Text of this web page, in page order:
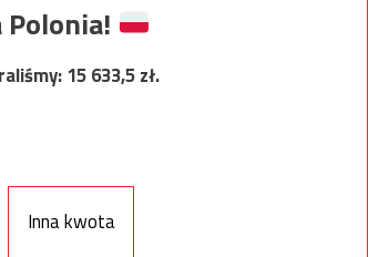
15 633,5zł.
Inna kwota